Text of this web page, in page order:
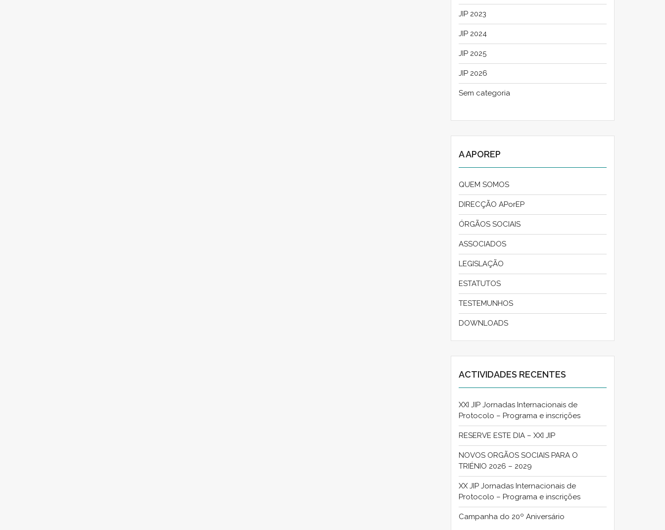
JIP 2023
JIP 2024
JIP 2025
JIP 2026
Sem categoria
A APOREP
QUEM SOMOS
DIRECÇÃO APorEP
ÓRGÃOS SOCIAIS
ASSOCIADOS
LEGISLAÇÃO
ESTATUTOS
TESTEMUNHOS
DOWNLOADS
ACTIVIDADES RECENTES
XXI JIP Jornadas Internacionais de
Protocolo – Programa e inscrições
RESERVE ESTE DIA – XXI JIP
NOVOS ORGÃOS SOCIAIS PARA O
TRIÉNIO 2026 – 2029
XX JIP Jornadas Internacionais de
Protocolo – Programa e inscrições
Campanha do 20º Aniversário